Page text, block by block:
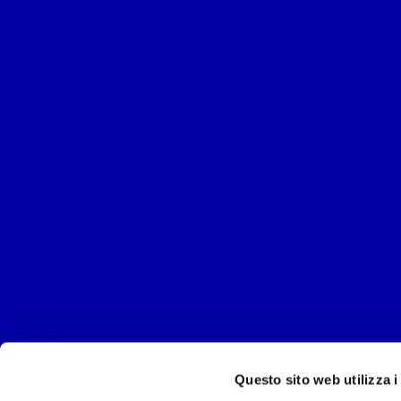
Questo sito web utilizza i